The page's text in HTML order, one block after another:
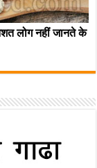
लोग नहीं जानते के